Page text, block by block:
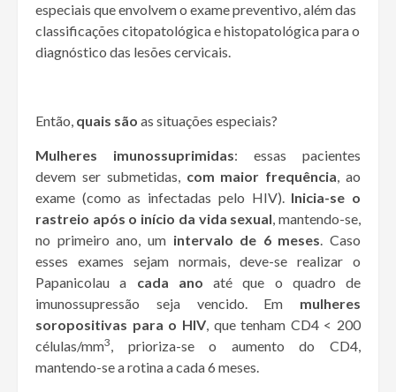
especiais que envolvem o exame preventivo, além das
classificações citopatológica e histopatológica para o
diagnóstico das lesões cervicais.
Então, quais são as situações especiais?
Mulheres imunossuprimidas: essas pacientes
devem ser submetidas, com maior frequência, ao
exame (como as infectadas pelo HIV). Inicia-se o
rastreio após o início da vida sexual, mantendo-se,
no primeiro ano, um intervalo de 6 meses. Caso
esses exames sejam normais, deve-se realizar o
Papanicolau a cada ano até que o quadro de
imunossupressão seja vencido. Em mulheres
soropositivas para o HIV, que tenham CD4 < 200
células/mm3, prioriza-se o aumento do CD4,
mantendo-se a rotina a cada 6 meses.